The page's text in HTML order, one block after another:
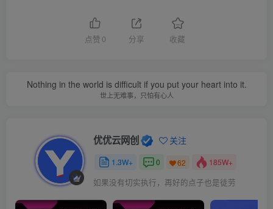
点赞 0 分享 收藏
Nothing in the world is difficult if you put your heart into it.
世上无难事，只怕有心人
优优云网创 关注
1.3W+ 0 62 185W+
如果没有切实执行，再好的点子也是徒劳